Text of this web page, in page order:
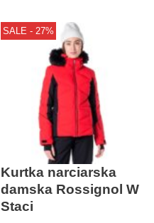
SALE - 27%
Kurtka narciarska
damska Rossignol W
Staci